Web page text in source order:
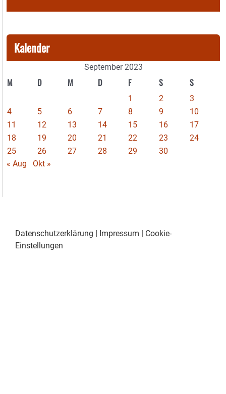
Kalender
September 2023
M D M D F S S
1 2
3
4
5 6 7 8 9
10
11
12 13 14 15 16
17
18
19 20 21 22 23
24
25
26 27 28 29
30
« Aug
Okt »
Datenschutzerklärung | Impressum | Cookie-
Einstellungen